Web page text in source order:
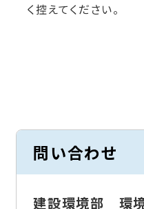
く控えてください。
問い合わせ
建設環境部 環